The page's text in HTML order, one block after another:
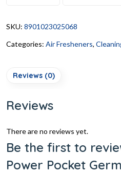
SKU: 8901023025068
Categories: Air Fresheners,
Reviews (0)
Reviews
There are no reviews yet.
Be the first to
Power Pocket